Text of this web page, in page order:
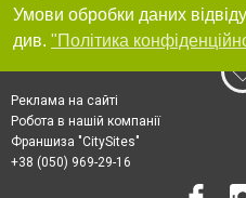
Умови обробки даних
див. "Політика
Реклама на сайті
Робота в нашій компанії
Франшиза "CitySites"
+38 (050) 969-29-16